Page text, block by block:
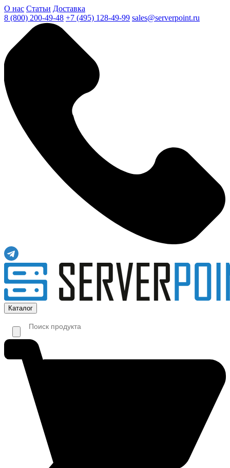
О нас Статьи Доставка
8 (800) 200-49-48 +7 (495) 128-49-99 sales@serverpoint.ru
Каталог